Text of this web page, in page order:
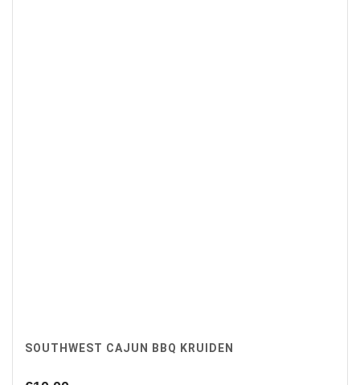
SOUTHWEST CAJUN BBQ KRUIDEN